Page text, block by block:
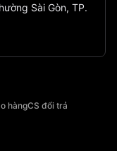
Sài Gòn, TP.
hàngCS đổi trả